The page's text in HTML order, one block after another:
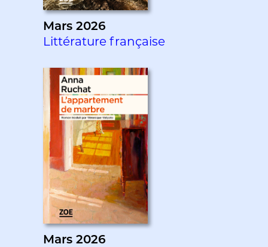
Mars 2026
Littérature française
Mars 2026